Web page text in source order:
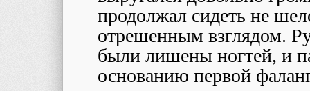
продолжал сидеть не
отрешенным взглядом.
были лишены ногтей, и
основанию первой